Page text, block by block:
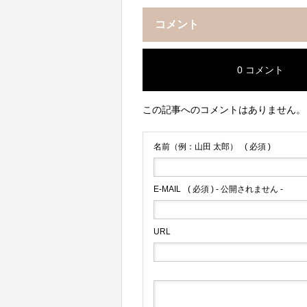
コメント
0 コメント
この記事へのコメントはありません。
名前（例：山田 太郎） ( 必須 )
E-MAIL ( 必須 ) - 公開されません -
URL